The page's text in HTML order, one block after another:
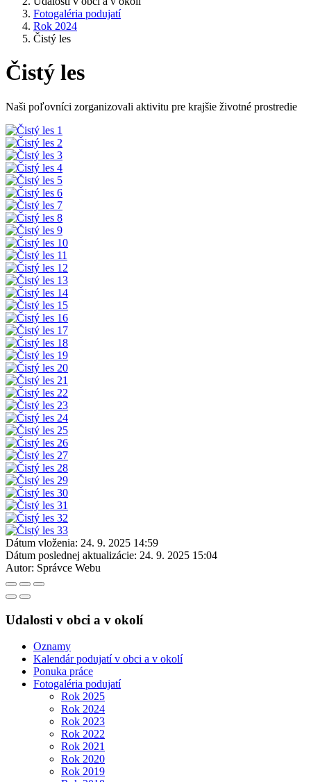
Fotogaléria podujatí
Rok 2024
Čistý les
Čistý les
Naši poľovníci zorganizovali aktivitu pre krajšie životné prostredie
Dátum vloženia: 24. 9. 2025 14:59
Dátum poslednej aktualizácie: 24. 9. 2025 15:04
Autor: Správce Webu
Udalosti v obci a v okolí
Oznamy
Kalendár podujatí v obci a v okolí
Ponuka práce
Fotogaléria podujatí
Rok 2025
Rok 2024
Rok 2023
Rok 2022
Rok 2021
Rok 2020
Rok 2019